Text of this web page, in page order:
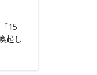
15
起し